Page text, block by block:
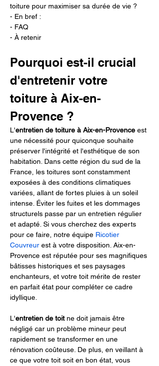
toiture pour maximiser sa durée de vie ?
- En bref :
- FAQ
- À retenir
Pourquoi est-il crucial
d'entretenir votre
toiture à Aix-en-
Provence ?
L'entretien de toiture à Aix-en-Provence est
une nécessité pour quiconque souhaite
préserver l'intégrité et l'esthétique de son
habitation. Dans cette région du sud de la
France, les toitures sont constamment
exposées à des conditions climatiques
variées, allant de fortes pluies à un soleil
intense. Éviter les fuites et les dommages
structurels passe par un entretien régulier
et adapté. Si vous cherchez des experts
pour ce faire, notre équipe Ricotier
Couvreur est à votre disposition. Aix-en-
Provence est réputée pour ses magnifiques
bâtisses historiques et ses paysages
enchanteurs, et votre toit mérite de rester
en parfait état pour compléter ce cadre
idyllique.
L'entretien de toit ne doit jamais être
négligé car un problème mineur peut
rapidement se transformer en une
rénovation coûteuse. De plus, en veillant à
ce que votre toit soit en bon état, vous